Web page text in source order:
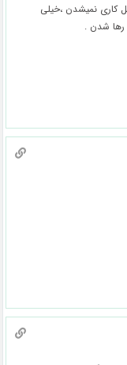
کاری نمیشدن ،خیلی
رها شدن .